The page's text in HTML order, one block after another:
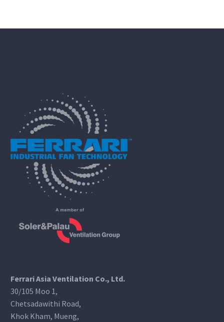
Ferrari Asia Ventilation Co., Ltd.
30/105 Moo 1,
Chetsadawithi Road,
Khok Kham, Mueng,